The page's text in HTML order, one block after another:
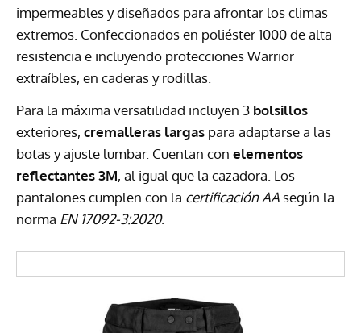
impermeables y diseñados para afrontar los climas
extremos. Confeccionados en poliéster 1000 de alta
resistencia e incluyendo protecciones Warrior
extraíbles, en caderas y rodillas.
Para la máxima versatilidad incluyen 3 bolsillos
exteriores, cremalleras largas para adaptarse a las
botas y ajuste lumbar. Cuentan con elementos
reflectantes 3M, al igual que la cazadora. Los
pantalones cumplen con la certificación AA según la
norma EN 17092-3:2020.